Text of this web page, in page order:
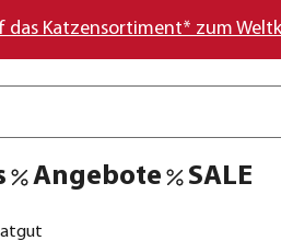
das Katzensortiment* zum
Angebote SALE